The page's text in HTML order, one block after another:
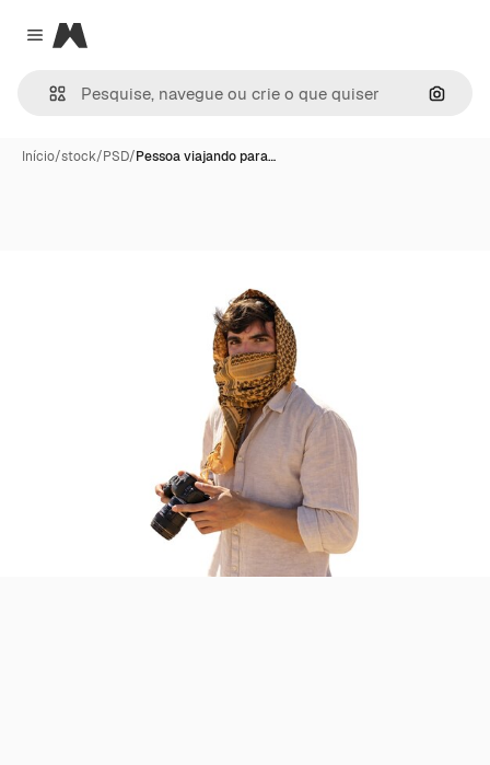
Close menu
Magnific
Início/stock/PSD/Pessoa viajando para…